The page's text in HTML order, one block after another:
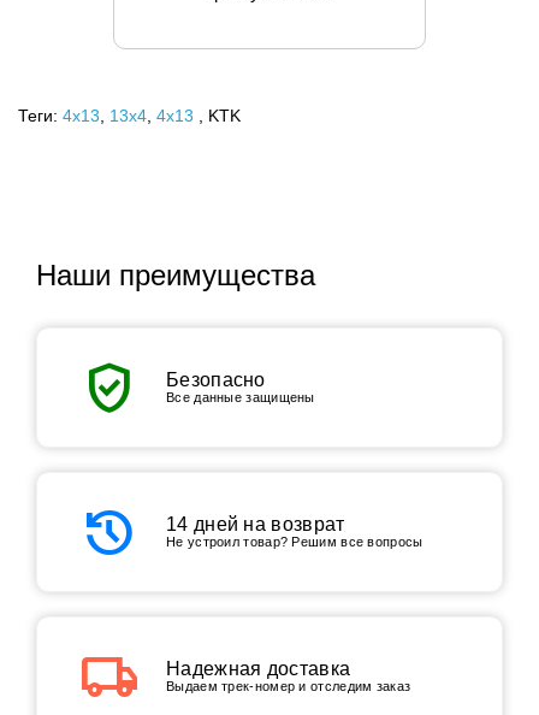
Теги: 4x13, 13х4, 4х13 , KTK
Наши преимущества
verified_user Безопасно
Все данные защищены
history 14 дней на возврат
Не устроил товар? Решим все вопросы
local_shipping Надежная доставка
Выдаем трек-номер и отследим заказ